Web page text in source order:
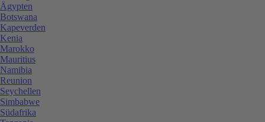
Ägypten
Botswana
Kapeverden
Kenia
Marokko
Mauritius
Namibia
Reunion
Seychellen
Simbabwe
Südafrika